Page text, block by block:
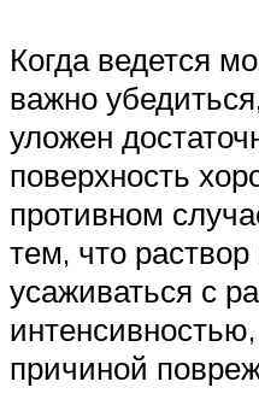
Когда ведется
важно
уложен
поверхность
противном
тем, что
усаживаться с
причиной